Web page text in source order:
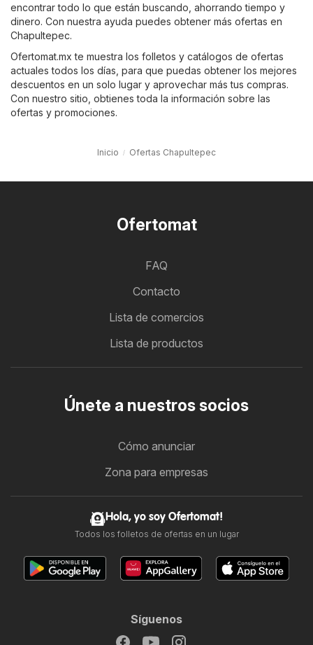
encontrar todo lo que están buscando, ahorrando tiempo y
dinero. Con nuestra ayuda puedes obtener más ofertas en
Chapultepec.
Ofertomat.mx te muestra los folletos y catálogos de ofertas
actuales todos los días, para que puedas obtener los mejores
descuentos en un solo lugar y aprovechar más tus compras.
Con nuestro sitio, obtienes toda la información sobre las
ofertas y promociones.
Inicio Ofertas Chapultepec
Ofertomat
FAQ
Contacto
Lista de comercios
Lista de productos
Únete a nuestros socios
Cómo anunciar
Zona para empresas
Hola, yo soy Ofertomat!
Todos los folletos de ofertas en un lugar
Síguenos